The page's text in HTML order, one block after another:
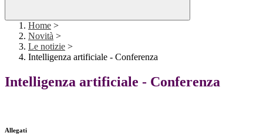
Home >
Novità >
Le notizie >
Intelligenza artificiale - Conferenza
Intelligenza artificiale - Conferenza
Allegati